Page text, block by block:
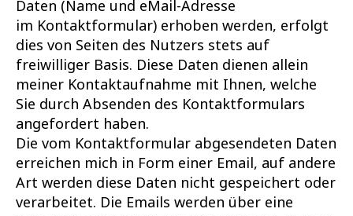
Daten (Name und eMail-Adresse
im Kontaktformular) erhoben werden, erfolgt
dies von Seiten des Nutzers stets auf
freiwilliger Basis. Diese Daten dienen allein
meiner Kontaktaufnahme mit Ihnen, welche
Sie durch Absenden des Kontaktformulars
angefordert haben.
Die vom Kontaktformular abgesendeten Daten
erreichen mich in Form einer Email, auf andere
Art werden diese Daten nicht gespeichert oder
verarbeitet. Die Emails werden über eine